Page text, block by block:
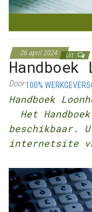
26 april 2024 Uit
Door100%
Handboek
Het
beschikbaar.
internetsite